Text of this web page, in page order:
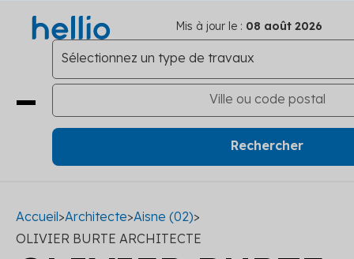
Mis à jour le : 08 août 2026
Accueil>Architecte>Aisne (02)>
OLIVIER BURTE ARCHITECTE